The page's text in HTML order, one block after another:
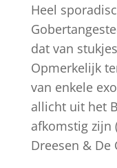
Heel
dat van
Opmerkelijk
van enkele
allicht uit het
afkomstig zijn
Dreesen & De